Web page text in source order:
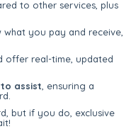
to other services, plus
you pay and receive,
offer real-time, updated
assist , ensuring a
but if you do, exclusive